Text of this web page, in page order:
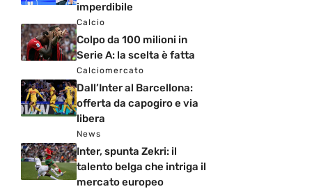
imperdibile
Calcio
Colpo da 100 milioni in
Serie A: la scelta è fatta
Calciomercato
Dall’Inter al Barcellona:
offerta da capogiro e via
libera
News
Inter, spunta Zekri: il
talento belga che intriga il
mercato europeo